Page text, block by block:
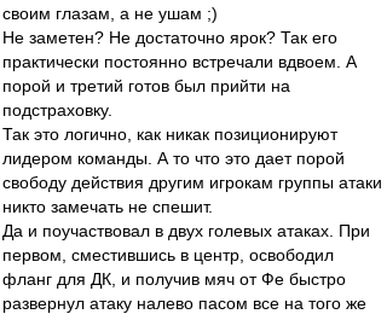
своим глазам, а не ушам ;)
Не заметен? Не достаточно ярок? Так его
практически постоянно встречали вдвоем. А
порой и третий готов был прийти на
подстраховку.
Так это логично, как никак позиционируют
лидером команды. А то что это дает порой
свободу действия другим игрокам группы атаки
никто замечать не спешит.
Да и поучаствовал в двух голевых атаках. При
первом, сместившись в центр, освободил
фланг для ДК, и получив мяч от Фе быстро
развернул атаку налево пасом все на того же